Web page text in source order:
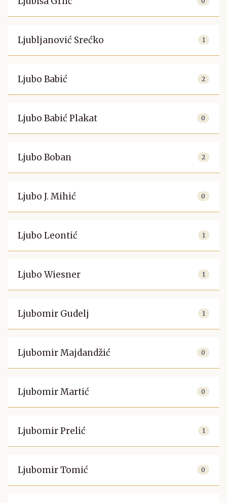
Ljubljanović Srećko 1
Ljubo Babić 2
Ljubo Babić Plakat 0
Ljubo Boban 2
Ljubo J. Mihić 0
Ljubo Leontić 1
Ljubo Wiesner 1
Ljubomir Gudelj 1
Ljubomir Majdandžić 0
Ljubomir Martić 0
Ljubomir Prelić 1
Ljubomir Tomić 0